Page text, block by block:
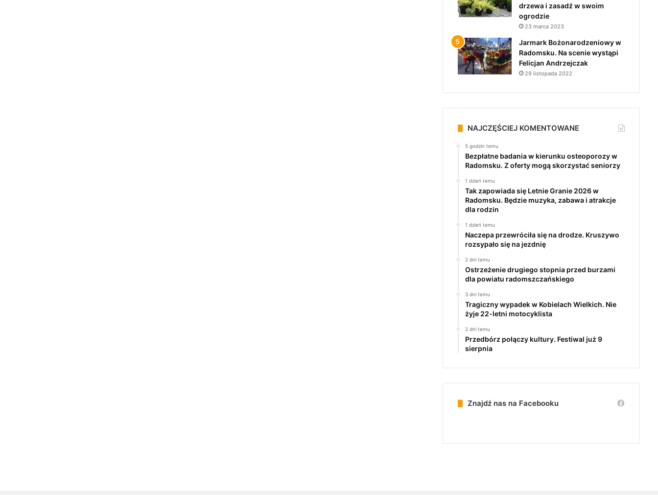
drzewa i zasadź w swoim
ogrodzie
23 marca 2023
Jarmark Bożonarodzeniowy w
Radomsku. Na scenie wystąpi
Felicjan Andrzejczak
29 listopada 2022
NAJCZĘŚCIEJ KOMENTOWANE
5 godzin temu
Bezpłatne badania w kierunku osteoporozy w
Radomsku. Z oferty mogą skorzystać seniorzy
1 dzień temu
Tak zapowiada się Letnie Granie 2026 w
Radomsku. Będzie muzyka, zabawa i atrakcje
dla rodzin
1 dzień temu
Naczepa przewróciła się na drodze. Kruszywo
rozsypało się na jezdnię
2 dni temu
Ostrzeżenie drugiego stopnia przed burzami
dla powiatu radomszczańskiego
3 dni temu
Tragiczny wypadek w Kobielach Wielkich. Nie
żyje 22-letni motocyklista
2 dni temu
Przedbórz połączy kultury. Festiwal już 9
sierpnia
Znajdź nas na Facebooku